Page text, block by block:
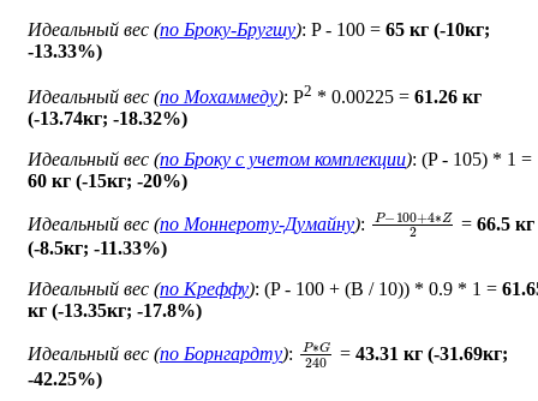
Идеальный вес (по Броку-Бругшу): P - 100 = 65 кг (-10кг;
-13.33%)
Идеальный вес (по Мохаммеду): P2 * 0.00225 = 61.26 кг
(-13.74кг; -18.32%)
Идеальный вес (по Броку c учетом комплекции): (P - 105) * 1 =
60 кг (-15кг; -20%)
Идеальный вес (по Моннероту-Думайну): P− 100 +4∗ 2
=66.5 кг
(-8.5кг; -11.33%)
Идеальный вес (по Креффу): (P - 100 + (B / 10)) * 0.9 * 1 =
кг (-13.35кг; -17.8%)
Идеальный вес (по Борнгардту): P∗G 240
=43.31 кг (-31.69кг;
-42.25%)